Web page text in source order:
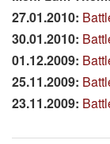
27.01.2010:
30.01.2010:
01.12.2009:
25.11.2009:
23.11.2009: